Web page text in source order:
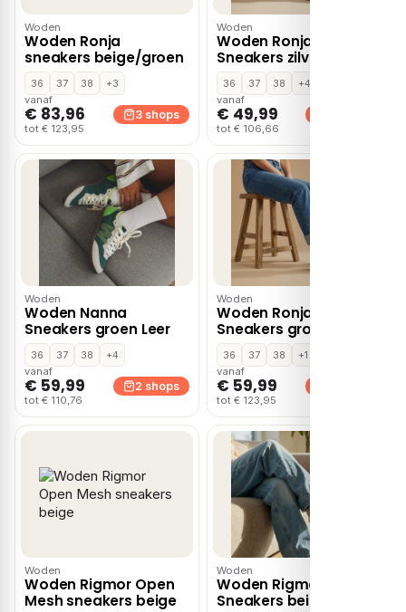
Woden
Woden Ronja
sneakers beige/groen
36 37 38
+3
vanaf
€ 83,96
tot € 123,95
3 shops
Woden
Woden Ronja Metallic
Sneakers zilver Leer
36 37 38
+4
vanaf
€ 49,99
tot € 106,66
Woden
Woden Nanna
Sneakers groen Leer
36 37 38
+4
vanaf
€ 59,99
tot € 110,76
2 shops
Woden
Woden Ronja
Sneakers groen Textiel
36 37 38
+1
vanaf
€ 59,99
tot € 123,95
Woden
Woden Rigmor Open
Mesh sneakers beige
Woden
Woden Rigmor
Sneakers beige Leer